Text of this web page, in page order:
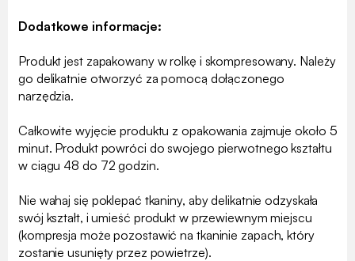
Dodatkowe informacje:
Produkt jest zapakowany w rolkę i skompresowany. Należy
go delikatnie otworzyć za pomocą dołączonego
narzędzia.
Całkowite wyjęcie produktu z opakowania zajmuje około 5
minut. Produkt powróci do swojego pierwotnego kształtu
w ciągu 48 do 72 godzin.
Nie wahaj się poklepać tkaniny, aby delikatnie odzyskała
swój kształt, i umieść produkt w przewiewnym miejscu
(kompresja może pozostawić na tkaninie zapach, który
zostanie usunięty przez powietrze).